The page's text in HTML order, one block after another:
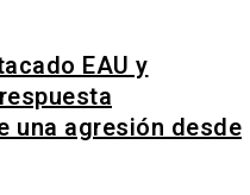
EAU y
una agresión desde